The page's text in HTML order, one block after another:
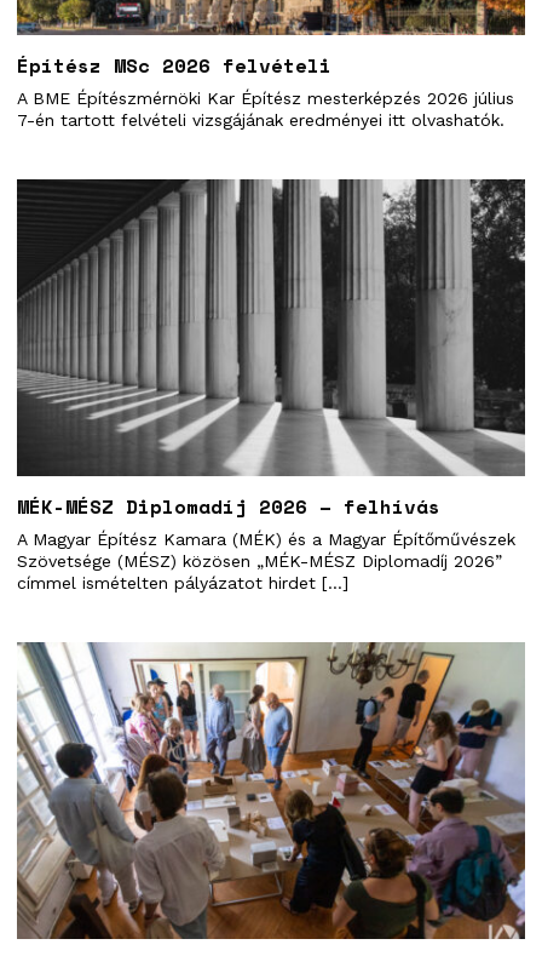
Építész MSc 2026 felvételi
A BME Építészmérnöki Kar Építész mesterképzés 2026 július
7-én tartott felvételi vizsgájának eredményei itt olvashatók.
MÉK-MÉSZ Diplomadíj 2026 – felhívás
A Magyar Építész Kamara (MÉK) és a Magyar Építőművészek
Szövetsége (MÉSZ) közösen „MÉK-MÉSZ Diplomadíj 2026”
címmel ismételten pályázatot hirdet […]